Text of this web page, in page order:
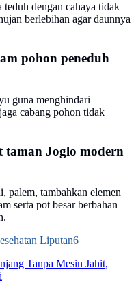
dengan cahaya tidak
berlebihan agar daunnya
pohon peneduh
guna menghindari
cabang pohon tidak
taman Joglo modern
palem, tambahkan elemen
serta pot besar berbahan
Liputan6
Tanpa Mesin Jahit,